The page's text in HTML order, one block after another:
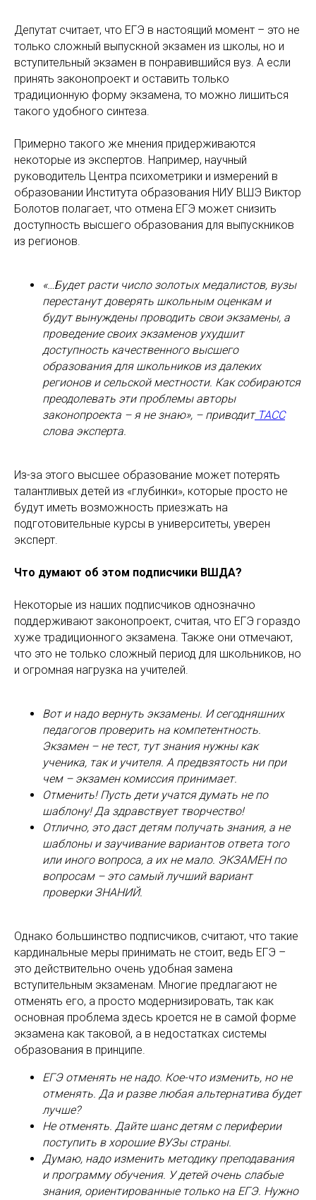
Депутат считает, что ЕГЭ в настоящий момент – это не
только сложный выпускной экзамен из школы, но и
вступительный экзамен в понравившийся вуз. А если
принять законопроект и оставить только
традиционную форму экзамена, то можно лишиться
такого удобного синтеза.
Примерно такого же мнения придерживаются
некоторые из экспертов. Например, научный
руководитель Центра психометрики и измерений в
образовании Института образования НИУ ВШЭ Виктор
Болотов полагает, что отмена ЕГЭ может снизить
доступность высшего образования для выпускников
из регионов.
«…Будет расти число золотых медалистов, вузы
перестанут доверять школьным оценкам и
будут вынуждены проводить свои экзамены, а
проведение своих экзаменов ухудшит
доступность качественного высшего
образования для школьников из далеких
регионов и сельской местности. Как собираются
преодолевать эти проблемы авторы
законопроекта – я не знаю», – приводитТАСС
слова эксперта.
Из-за этого высшее образование может потерять
талантливых детей из «глубинки», которые просто не
будут иметь возможность приезжать на
подготовительные курсы в университеты, уверен
эксперт.
Что думают об этом подписчики ВШДА?
Некоторые из наших подписчиков однозначно
поддерживают законопроект, считая, что ЕГЭ гораздо
хуже традиционного экзамена. Также они отмечают,
что это не только сложный период для школьников, но
и огромная нагрузка на учителей.
Вот и надо вернуть экзамены. И сегодняшних
педагогов проверить на компетентность.
Экзамен – не тест, тут знания нужны как
ученика, так и учителя. А предвзятость ни при
чем – экзамен комиссия принимает.
Отменить! Пусть дети учатся думать не по
шаблону! Да здравствует творчество!
Отлично, это даст детям получать знания, а не
шаблоны и заучивание вариантов ответа того
или иного вопроса, а их не мало. ЭКЗАМЕН по
вопросам – это самый лучший вариант
проверки ЗНАНИЙ.
Однако большинство подписчиков, считают, что такие
кардинальные меры принимать не стоит, ведь ЕГЭ –
это действительно очень удобная замена
вступительным экзаменам. Многие предлагают не
отменять его, а просто модернизировать, так как
основная проблема здесь кроется не в самой форме
экзамена как таковой, а в недостатках системы
образования в принципе.
ЕГЭ отменять не надо. Кое-что изменить, но не
отменять. Да и разве любая альтернатива будет
лучше?
Не отменять. Дайте шанс детям с периферии
поступить в хорошие ВУЗы страны.
Думаю, надо изменить методику преподавания
и программу обучения. У детей очень слабые
знания, ориентированные только на ЕГЭ. Нужно